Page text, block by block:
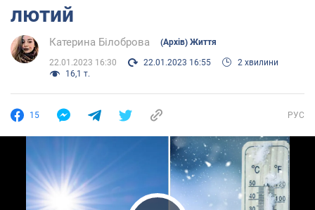
лютий
Катерина Білоброва (Архів) Життя
22.01.2023 16:30 22.01.2023 16:55
2 хвилини
16,1 т.
15 РУС